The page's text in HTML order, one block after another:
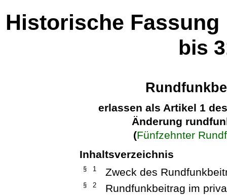
Historische Fassung
bis
erlassen als Artikel 1
Änderung
(Fünfzehnter
Inhaltsverzeichnis
§ 1 Zweck des
§ 2 Rundfunkbeitrag im